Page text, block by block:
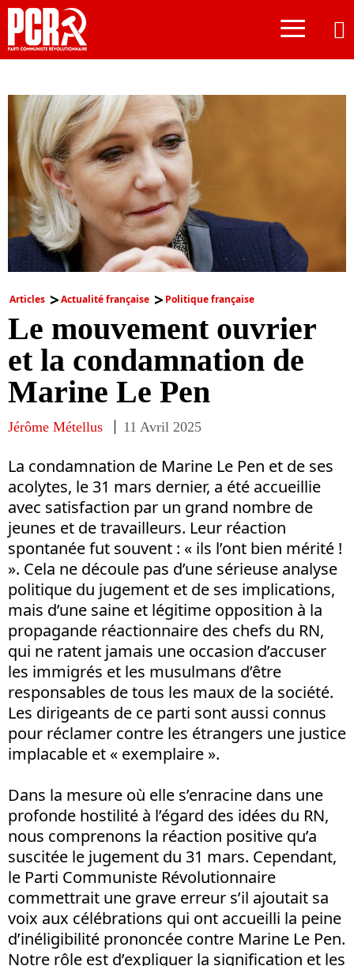
≡
Articles Actualité française Politique française
Le mouvement ouvrier
et la condamnation de
Marine Le Pen
Jérôme Métellus 11 Avril 2025
La condamnation de Marine Le Pen et de ses
acolytes, le 31 mars dernier, a été accueillie
avec satisfaction par un grand nombre de
jeunes et de travailleurs. Leur réaction
spontanée fut souvent : « ils l’ont bien mérité !
». Cela ne découle pas d’une sérieuse analyse
politique du jugement et de ses implications,
mais d’une saine et légitime opposition à la
propagande réactionnaire des chefs du RN,
qui ne ratent jamais une occasion d’accuser
les immigrés et les musulmans d’être
responsables de tous les maux de la société.
Les dirigeants de ce parti sont aussi connus
pour réclamer contre les étrangers une justice
implacable et « exemplaire ».
Dans la mesure où elle s’enracine dans une
profonde hostilité à l’égard des idées du RN,
nous comprenons la réaction positive qu’a
suscitée le jugement du 31 mars. Cependant,
le Parti Communiste Révolutionnaire
commettrait une grave erreur s’il ajoutait sa
voix aux célébrations qui ont accueilli la peine
d’inéligibilité prononcée contre Marine Le Pen.
Notre rôle est d’expliquer la signification et les